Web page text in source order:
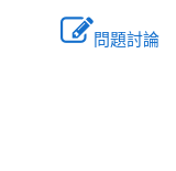
問題討論